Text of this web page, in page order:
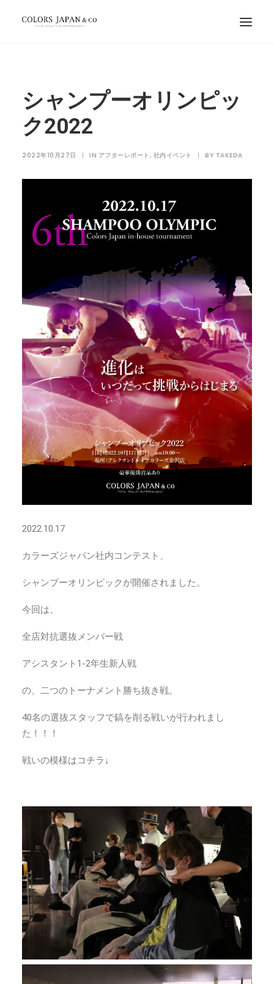
シャンプーオリンピッ
ク2022
2022年10月27日 | IN アフターレポート , 社内イベント | BY TAKEDA
2022.10.17
カラーズジャパン社内コンテスト、
シャンプーオリンピックが開催されました。
今回は、
全店対抗選抜メンバー戦
アシスタント1-2年生新人戦
の、二つのトーナメント勝ち抜き戦。
40名の選抜スタッフで鎬を削る戦いが行われまし
た！！！
戦いの模様はコチラ↓